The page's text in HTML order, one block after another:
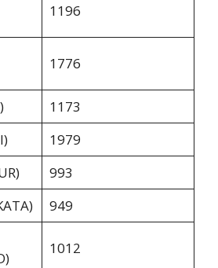
1196
1776
1173
1979
993
949
1012